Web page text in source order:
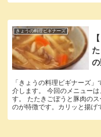
きょうの料理ビギナーズ
「きょうの料理ビギナーズ
介します。 今回のメニュー
す。 たたきごぼうと豚肉の
のが特徴です。カリッと揚げ